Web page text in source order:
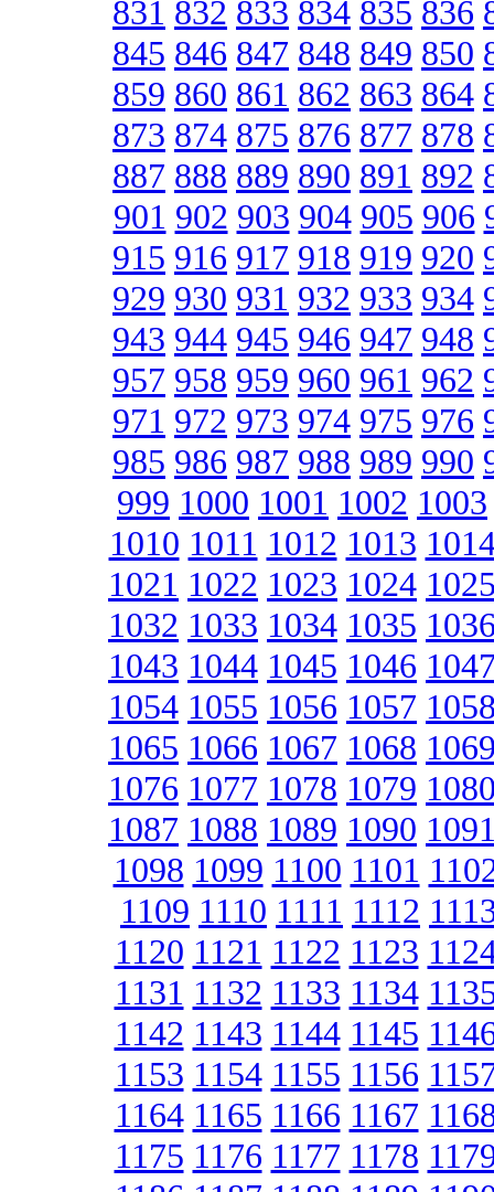
831 832 833 834 835 836
845 846 847 848 849 850
859 860 861 862 863 864
873 874 875 876 877 878
887 888 889 890 891 892
901 902 903 904 905 906
915 916 917 918 919 920
929 930 931 932 933 934
943 944 945 946 947 948
957 958 959 960 961 962
971 972 973 974 975 976
985 986 987 988 989 990
999 1000 1001 1002 1003
1010 1011 1012 1013
1021 1022 1023 1024
1032 1033 1034 1035
1043 1044 1045 1046
1054 1055 1056 1057
1065 1066 1067 1068
1076 1077 1078 1079
1087 1088 1089 1090
1098 1099 1100 1101
1109 1110 1111 1112
1120 1121 1122 1123
1131 1132 1133 1134
1142 1143 1144 1145
1153 1154 1155 1156
1164 1165 1166 1167
1175 1176 1177 1178